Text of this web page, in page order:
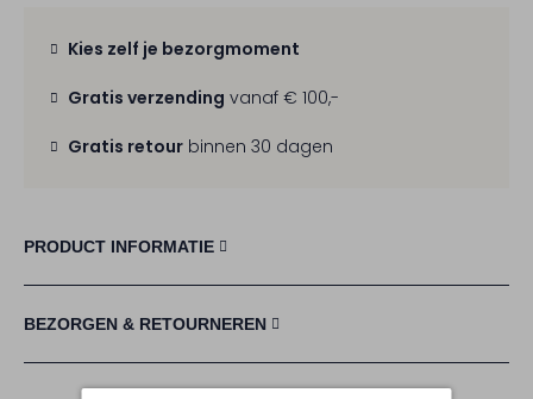
Kies zelf je bezorgmoment
Gratis verzending vanaf € 100,-
Gratis retour binnen 30 dagen
PRODUCT INFORMATIE
BEZORGEN & RETOURNEREN